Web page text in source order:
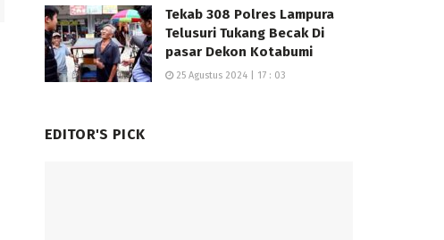
Tekab 308 Polres Lampura
Telusuri Tukang Becak Di
pasar Dekon Kotabumi
25 Agustus 2024 | 17 : 03
EDITOR'S PICK